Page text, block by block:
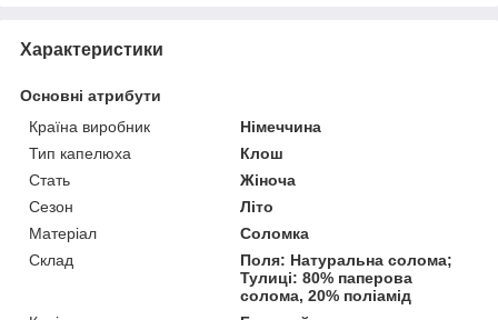
Характеристики
Основні атрибути
Країна виробник
Німеччина
Тип капелюха
Клош
Стать
Жіноча
Сезон
Літо
Матеріал
Соломка
Склад
Поля: Натуральна солома;
Тулиці: 80% паперова
солома, 20% поліамід